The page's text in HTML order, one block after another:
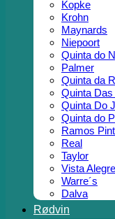
Kopke
Krohn
Maynards
Niepoort
Quinta do
Palmer
Quinta da
Quinta
Quinta Do
Quinta do
Ramos
Real
Taylor
Vista Alegre
Warre´s
Dalva
Rødvin